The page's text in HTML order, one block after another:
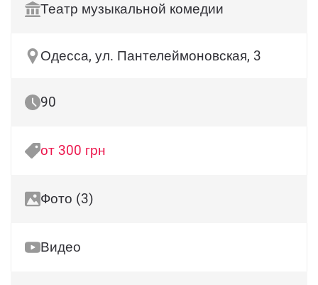
Театр музыкальной комедии
Одесса, ул. Пантелеймоновская, 3
90
от 300 грн
Фото (3)
Видео